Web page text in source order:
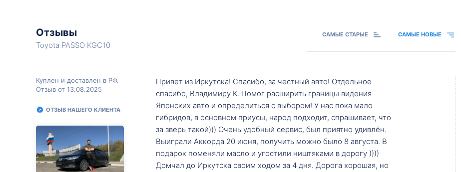
Отзывы
Toyota PASSO KGC10
САМЫЕ СТАРЫЕ САМЫЕ НОВЫЕ
Куплен и доставлен в РФ.
Отзыв от 13.08.2025
ОТЗЫВ НАШЕГО КЛИЕНТА
Привет из Иркутска! Спасибо, за честный авто! Отдельное
спасибо, Владимиру К. Помог расширить границы видения
Японских авто и определиться с выбором! У нас пока мало
гибридов, в основном приусы, народ подходит, спрашивает, что
за зверь такой))) Очень удобный сервис, был приятно удивлён.
Выиграли Аккорда 20 июня, получить можно было 8 августа. В
подарок поменяли масло и угостили ништяками в дорогу ))))
Домчал до Иркутска своим ходом за 4 дня. Дорога хорошая, но